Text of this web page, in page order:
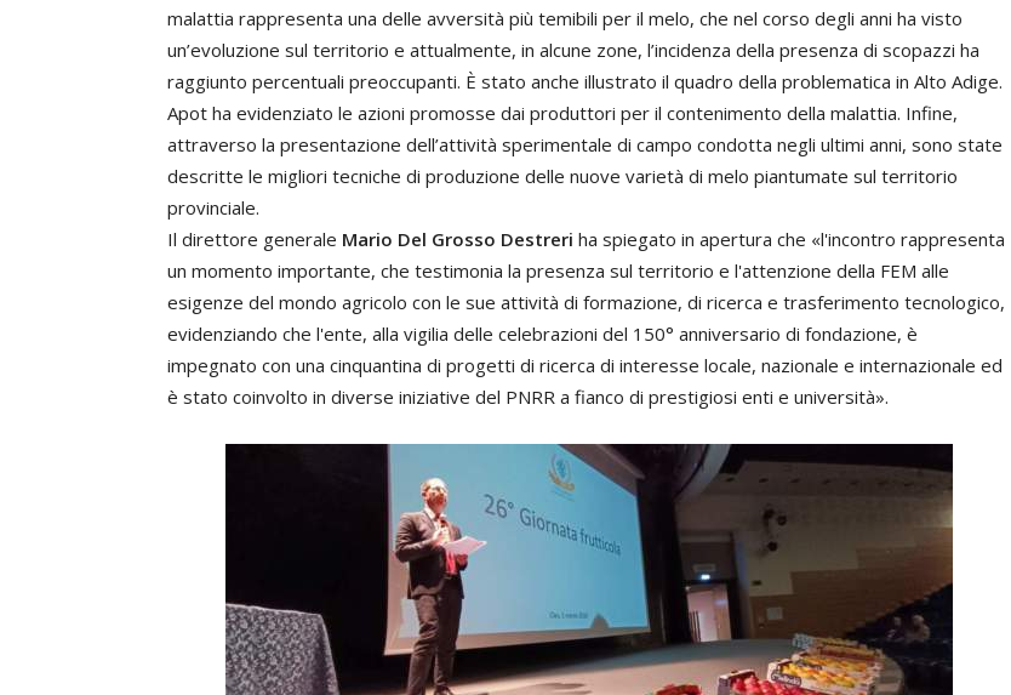
malattia rappresenta una delle avversità più temibili per il melo, che nel corso degli anni ha visto
un’evoluzione sul territorio e attualmente, in alcune zone, l’incidenza della presenza di scopazzi ha
raggiunto percentuali preoccupanti. È stato anche illustrato il quadro della problematica in Alto Adige.
Apot ha evidenziato le azioni promosse dai produttori per il contenimento della malattia. Infine,
attraverso la presentazione dell’attività sperimentale di campo condotta negli ultimi anni, sono state
descritte le migliori tecniche di produzione delle nuove varietà di melo piantumate sul territorio
provinciale.
Il direttore generale Mario Del Grosso Destreri ha spiegato in apertura che «l'incontro rappresenta
un momento importante, che testimonia la presenza sul territorio e l'attenzione della FEM alle
esigenze del mondo agricolo con le sue attività di formazione, di ricerca e trasferimento tecnologico,
evidenziando che l'ente, alla vigilia delle celebrazioni del 150° anniversario di fondazione, è
impegnato con una cinquantina di progetti di ricerca di interesse locale, nazionale e internazionale ed
è stato coinvolto in diverse iniziative del PNRR a fianco di prestigiosi enti e università».